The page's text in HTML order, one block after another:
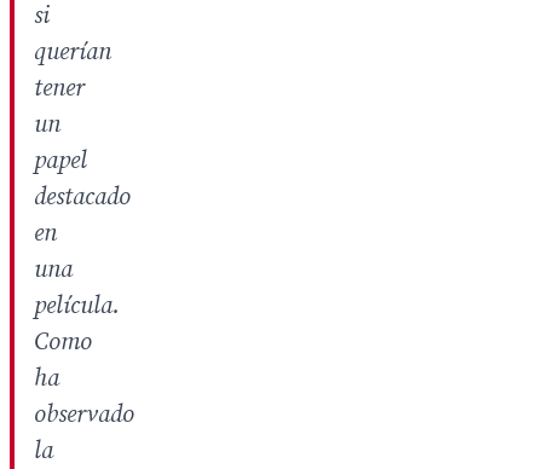
si
querían
tener
un
papel
destacado
en
una
película.
Como
ha
observado
la